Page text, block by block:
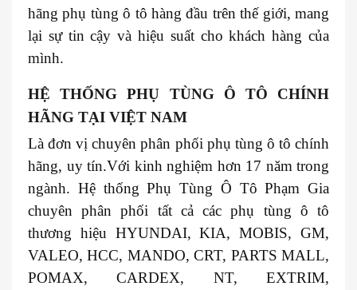
hãng phụ tùng ô tô hàng đầu trên thế giới, mang
lại sự tin cậy và hiệu suất cho khách hàng của
mình.
HỆ THỐNG PHỤ TÙNG Ô TÔ CHÍNH
HÃNG TẠI VIỆT NAM
Là đơn vị chuyên phân phối phụ tùng ô tô chính
hãng, uy tín.Với kinh nghiệm hơn 17 năm trong
ngành. Hệ thống Phụ Tùng Ô Tô Phạm Gia
chuyên phân phối tất cả các phụ tùng ô tô
thương hiệu HYUNDAI, KIA, MOBIS, GM,
VALEO, HCC, MANDO, CRT, PARTS MALL,
POMAX, CARDEX, NT, EXTRIM,